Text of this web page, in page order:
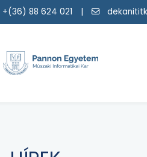
+(36) 88 624 021 |